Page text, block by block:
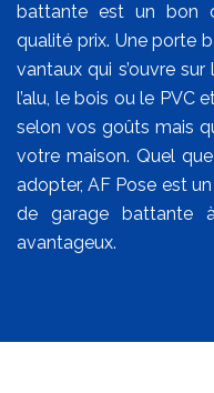
battante est un bon
qualité prix. Une porte
vantaux qui s’ouvre
l’alu, le bois ou le PVC
selon vos goûts mais
votre maison. Quel
adopter, AF Pose est
de garage battante
avantageux.